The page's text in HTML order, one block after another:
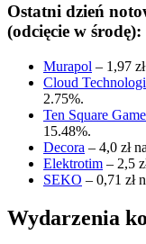
Ostatni dzień
(odcięcie w środę):
Murapol – 1,97
Cloud
2.75%.
Ten Square
15.48%.
Decora – 4,0 zł
Elektrotim – 2,5
SEKO – 0,71 zł
Wydarzenia